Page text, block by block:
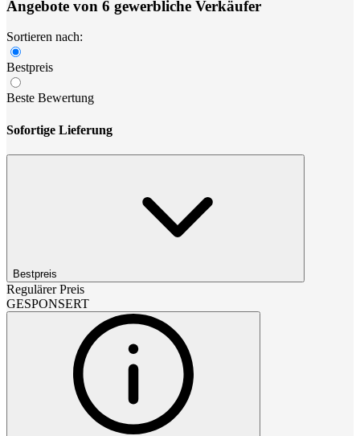
Angebote von 6 gewerbliche Verkäufer
Sortieren nach:
Bestpreis
Beste Bewertung
Sofortige Lieferung
Bestpreis
Regulärer Preis
GESPONSERT